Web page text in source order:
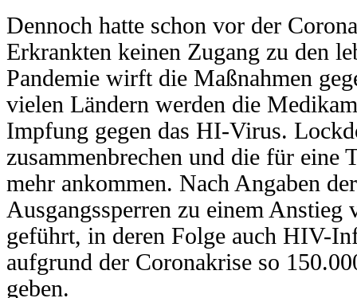
Dennoch hatte schon vor der
Erkrankten keinen Zugang zu den
Pandemie wirft die Maßnahmen
vielen Ländern werden die
Impfung gegen das HI-Virus.
zusammenbrechen und die für eine
mehr ankommen. Nach Angaben
Ausgangssperren zu einem
geführt, in deren Folge auch HIV-
aufgrund der Coronakrise so
geben.